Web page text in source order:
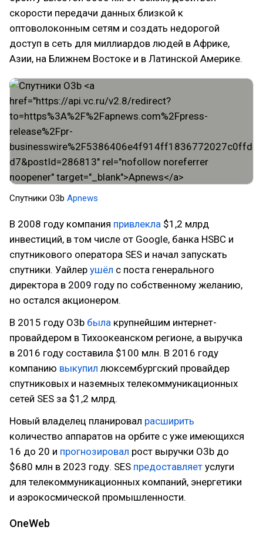
скорости передачи данных близкой к
оптоволоконным сетям и создать недорогой
доступ в сеть для миллиардов людей в Африке,
Азии, на Ближнем Востоке и в Латинской Америке.
Спутники O3b Apnews
В 2008 году компания привлекла $1,2 млрд
инвестиций, в том числе от Google, банка HSBC и
спутникового оператора SES и начал запускать
спутники. Уайлер ушёл с поста генерального
директора в 2009 году по собственному желанию,
но остался акционером.
В 2015 году O3b была крупнейшим интернет-
провайдером в Тихоокеанском регионе, а выручка
в 2016 году составила $100 млн. В 2016 году
компанию выкупил люксембургский провайдер
спутниковых и наземных телекоммуникационных
сетей SES за $1,2 млрд.
Новый владелец планировал расширить
количество аппаратов на орбите с уже имеющихся
16 до 20 и прогнозировал рост выручки O3b до
$680 млн в 2023 году. SES предоставляет услуги
для телекоммуникационных компаний, энергетики
и аэрокосмической промышленности.
OneWeb